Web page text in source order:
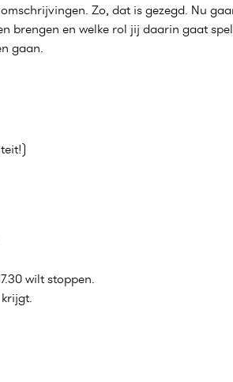
Zo, dat is gezegd. Nu
brengen en welke rol jij daarin gaat
gaan.
wilt stoppen.